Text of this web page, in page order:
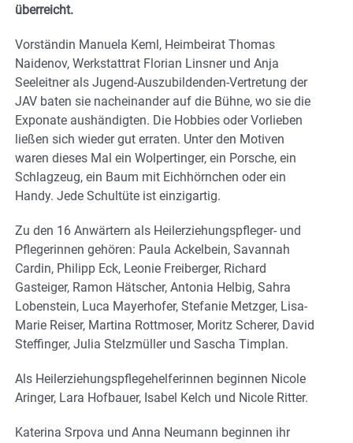
überreicht.
Vorständin Manuela Keml, Heimbeirat Thomas
Naidenov, Werkstattrat Florian Linsner und Anja
Seeleitner als Jugend-Auszubildenden-Vertretung der
JAV baten sie nacheinander auf die Bühne, wo sie die
Exponate aushändigten. Die Hobbies oder Vorlieben
ließen sich wieder gut erraten. Unter den Motiven
waren dieses Mal ein Wolpertinger, ein Porsche, ein
Schlagzeug, ein Baum mit Eichhörnchen oder ein
Handy. Jede Schultüte ist einzigartig.
Zu den 16 Anwärtern als Heilerziehungspfleger- und
Pflegerinnen gehören: Paula Ackelbein, Savannah
Cardin, Philipp Eck, Leonie Freiberger, Richard
Gasteiger, Ramon Hätscher, Antonia Helbig, Sahra
Lobenstein, Luca Mayerhofer, Stefanie Metzger, Lisa-
Marie Reiser, Martina Rottmoser, Moritz Scherer, David
Steffinger, Julia Stelzmüller und Sascha Timplan.
Als Heilerziehungspflegehelferinnen beginnen Nicole
Aringer, Lara Hofbauer, Isabel Kelch und Nicole Ritter.
Katerina Srpova und Anna Neumann beginnen ihr